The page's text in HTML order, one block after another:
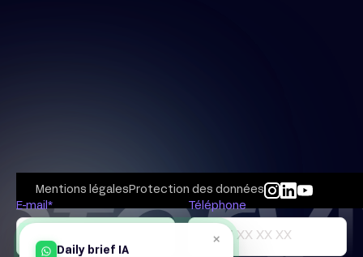
Mentions légales Protection des données
E-mail*
Téléphone
×
Daily brief IA